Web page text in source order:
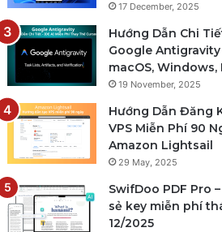
17 December, 2025
Hướng Dẫn Chi
Google
macOS, Windows,
19 November, 2025
Hướng Dẫn Đăng
VPS Miễn Phí 90
Amazon Lightsail
29 May, 2025
SwifDoo PDF Pro
sẻ key miễn phí
12/2025